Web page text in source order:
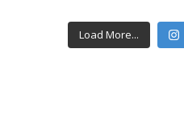
Load More...